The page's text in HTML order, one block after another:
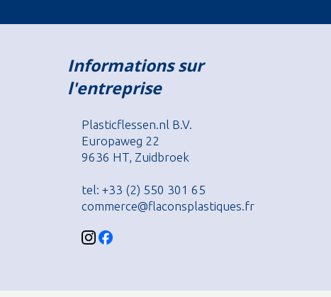
Informations sur
l'entreprise
Plasticflessen.nl B.V.
Europaweg 22
9636 HT, Zuidbroek
tel: +33 (2) 550 301 65
commerce@flaconsplastiques.fr